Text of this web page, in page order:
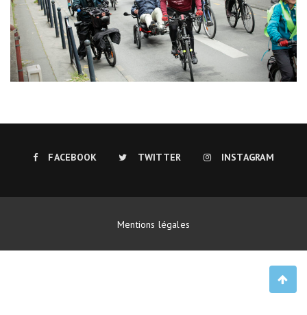
FACEBOOK TWITTER INSTAGRAM
Mentions légales